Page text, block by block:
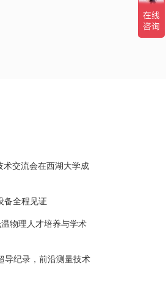
术交流会在西湖大学成
备全程见证
物理人才培养与学术
导纪录，前沿测量技术